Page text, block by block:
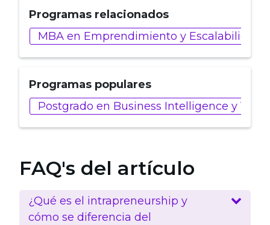
Programas relacionados
MBA en Emprendimiento y Escalabilidad
Programas populares
Postgrado en Business Intelligence y
FAQ's del artículo
¿Qué es el intrapreneurship y
cómo se diferencia del